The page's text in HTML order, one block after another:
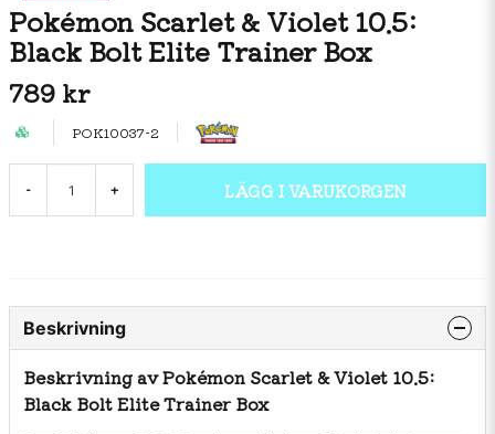
Pokémon Scarlet & Violet 10.5:
Black Bolt Elite Trainer Box
789 kr
POK10037-2
- + LÄGG I VARUKORGEN
Beskrivning
Beskrivning av Pokémon Scarlet & Violet 10.5:
Black Bolt Elite Trainer Box